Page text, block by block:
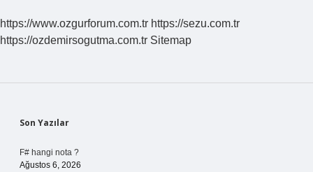
https://www.ozgurforum.com.tr https://sezu.com.tr
https://ozdemirsogutma.com.tr Sitemap
Sidebar
Son Yazılar
F# hangi nota ?
Ağustos 6, 2026